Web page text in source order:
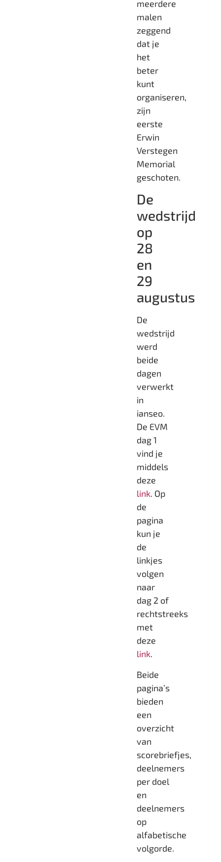
meerdere
malen
zeggend
dat je
het
beter
kunt
organiseren,
zijn
eerste
Erwin
Verstegen
Memorial
geschoten.
De
wedstrijd
op
28
en
29
augustus
De
wedstrijd
werd
beide
dagen
verwerkt
in
ianseo.
De EVM
dag 1
vind je
middels
deze
link. Op
de
pagina
kun je
de
linkjes
volgen
naar
dag 2 of
rechtstreeks
met
deze
link.
Beide
pagina’s
bieden
een
overzicht
van
scorebriefjes,
deelnemers
per doel
en
deelnemers
op
alfabetische
volgorde.